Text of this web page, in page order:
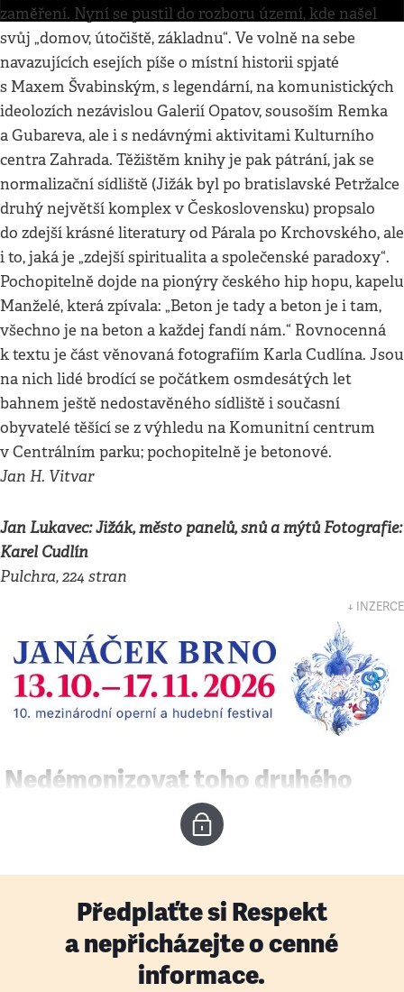
zaměření. Nyní se pustil do rozboru území, kde našel
svůj „domov, útočiště, základnu“. Ve volně na sebe
navazujících esejích píše o místní historii spjaté
s Maxem Švabinským, s legendární, na komunistických
ideolozích nezávislou Galerií Opatov, sousoším Remka
a Gubareva, ale i s nedávnými aktivitami Kulturního
centra Zahrada. Těžištěm knihy je pak pátrání, jak se
normalizační sídliště (Jižák byl po bratislavské Petržalce
druhý největší komplex v Československu) propsalo
do zdejší krásné literatury od Párala po Krchovského, ale
i to, jaká je „zdejší spiritualita a společenské paradoxy“.
Pochopitelně dojde na pionýry českého hip hopu, kapelu
Manželé, která zpívala: „Beton je tady a beton je i tam,
všechno je na beton a každej fandí nám.“ Rovnocenná
k textu je část věnovaná fotografiím Karla Cudlína. Jsou
na nich lidé brodící se počátkem osmdesátých let
bahnem ještě nedostavěného sídliště i současní
obyvatelé těšící se z výhledu na Komunitní centrum
v Centrálním parku; pochopitelně je betonové.
Jan H. Vitvar
Jan Lukavec: Jižák, město panelů, snů a mýtů Fotografie:
Karel Cudlín
Pulchra, 224 stran
↓ INZERCE
Nedémonizovat toho druhého
Předplaťte si Respekt
a nepřicházejte o cenné
informace.